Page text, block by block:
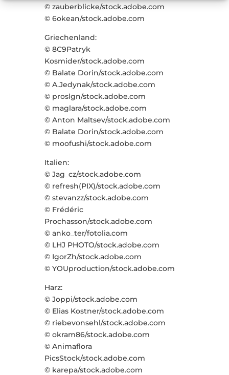
© zauberblicke/stock.adobe.com
© 6okean/stock.adobe.com
Griechenland:
© 8C9Patryk
Kosmider/stock.adobe.com
© Balate Dorin/stock.adobe.com
© A.Jedynak/stock.adobe.com
© proslgn/stock.adobe.com
© maglara/stock.adobe.com
© Anton Maltsev/stock.adobe.com
© Balate Dorin/stock.adobe.com
© moofushi/stock.adobe.com
Italien:
© Jag_cz/stock.adobe.com
© refresh(PIX)/stock.adobe.com
© stevanzz/stock.adobe.com
© Frédéric
Prochasson/stock.adobe.com
© anko_ter/fotolia.com
© LHJ PHOTO/stock.adobe.com
© IgorZh/stock.adobe.com
© YOUproduction/stock.adobe.com
Harz:
© Joppi/stock.adobe.com
© Elias Kostner/stock.adobe.com
© riebevonsehl/stock.adobe.com
© okram86/stock.adobe.com
© Animaflora
PicsStock/stock.adobe.com
© karepa/stock.adobe.com